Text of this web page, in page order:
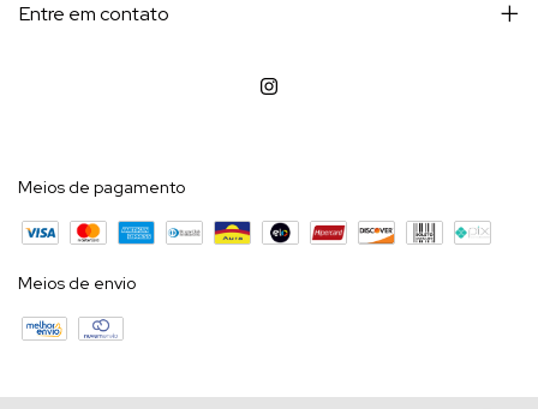
Entre em contato
Meios de pagamento
Meios de envio